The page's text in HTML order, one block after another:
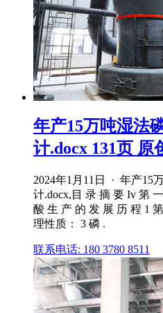
年产15万吨湿法
计.docx 131页 原
2024年1月11日 · 年产15
计.docx,目 录 摘 要 Iv 第
酸 生 产 的 发 展 历 程 1
理性质： 3 磷 .
联系电话: 180 3780 8511